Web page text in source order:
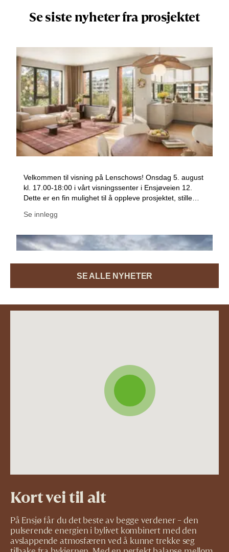
Se siste nyheter fra prosjektet
SE ALLE NYHETER
Kort vei til alt
På Ensjø får du det beste av begge verdener – den
pulserende energien i bylivet kombinert med den
avslappende atmosfæren ved å kunne trekke seg